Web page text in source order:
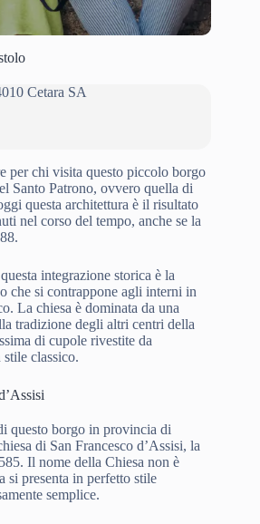
Cetara SA
per chi visita questo piccolo borgo
Santo Patrono, ovvero quella di
questa architettura è il risultato
nel corso del tempo, anche se la
integrazione storica è la
che si contrappone agli interni in
La chiesa è dominata da una
tradizione degli altri centri della
di cupole rivestite da
classico.
questo borgo in provincia di
di San Francesco d’Assisi, la
Il nome della Chiesa non è
si presenta in perfetto stile
semplice.